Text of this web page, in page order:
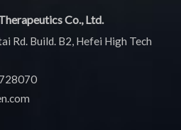
Co., Ltd.
Rd. Build. B2, Hefei High Tech